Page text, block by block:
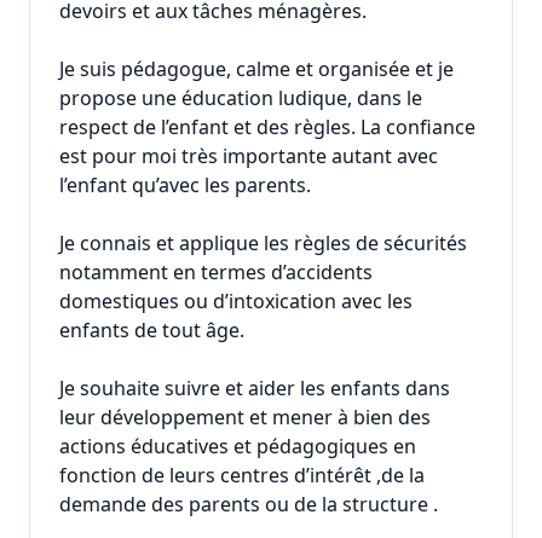
devoirs et aux tâches ménagères.
Je suis pédagogue, calme et organisée et je
propose une éducation ludique, dans le
respect de l’enfant et des règles. La confiance
est pour moi très importante autant avec
l’enfant qu’avec les parents.
Je connais et applique les règles de sécurités
notamment en termes d’accidents
domestiques ou d’intoxication avec les
enfants de tout âge.
Je souhaite suivre et aider les enfants dans
leur développement et mener à bien des
actions éducatives et pédagogiques en
fonction de leurs centres d’intérêt ,de la
demande des parents ou de la structure .